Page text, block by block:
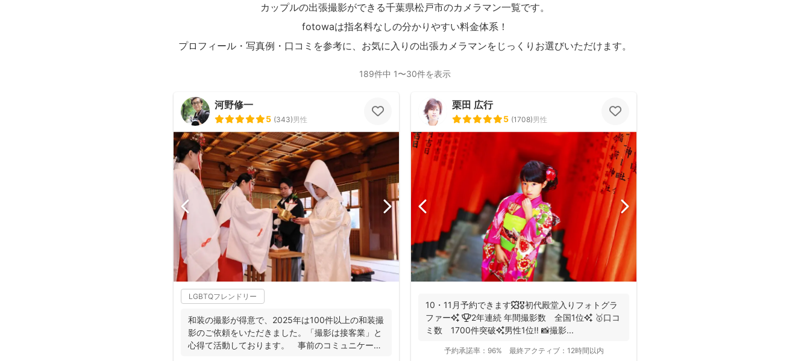
カップルの出張撮影ができる千葉県松戸市のカメラマン一覧です。
fotowaは指名料なしの分かりやすい料金体系！
プロフィール・写真例・口コミを参考に、お気に入りの出張カメラマンをじっくりお選びいただけます。
189件中 1〜30件を表示
河野修一
5 (343)男性
LGBTQフレンドリー
和装の撮影が得意で、2025年は100件以上の和装撮
影のご依頼をいただきました。「撮影は接客業」と
心得て活動しております。 事前のコミュニケーシ
栗田 広行
5 (1708)男性
10・11月予約できます🍁🎖初代殿堂入りフォトグラ
ファー✨ 🏆2年連続 年間撮影数 全国1位✨ 🥇口コ
ミ数 1700件突破✨男性1位‼️ 📸撮影...
予約承諾率： 96% 最終アクティブ： 12時間以内